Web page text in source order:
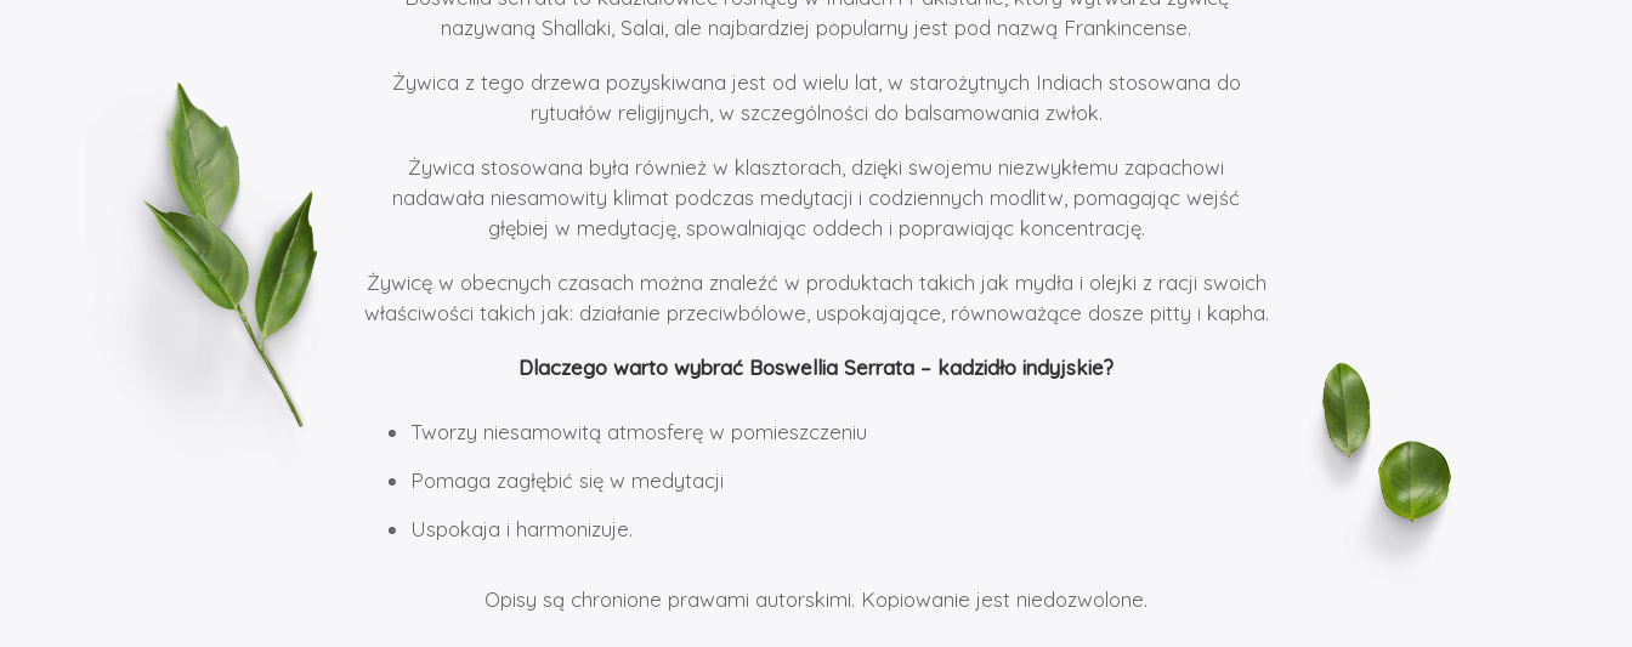
nazywaną Shallaki, Salai, ale najbardziej popularny jest pod nazwą Frankincense.
Żywica z tego drzewa pozyskiwana jest od wielu lat, w starożytnych Indiach stosowana do
rytuałów religijnych, w szczególności do balsamowania zwłok.
Żywica stosowana była również w klasztorach, dzięki swojemu niezwykłemu zapachowi
nadawała niesamowity klimat podczas medytacji i codziennych modlitw, pomagając wejść
głębiej w medytację, spowalniając oddech i poprawiając koncentrację.
Żywicę w obecnych czasach można znaleźć w produktach takich jak mydła i olejki z racji swoich
właściwości takich jak: działanie przeciwbólowe, uspokajające, równoważące dosze pitty i kapha.
Dlaczego warto wybrać Boswellia Serrata – kadzidło indyjskie?
Tworzy niesamowitą atmosferę w pomieszczeniu
Pomaga zagłębić się w medytacji
Uspokaja i harmonizuje.
Opisy są chronione prawami autorskimi. Kopiowanie jest niedozwolone.